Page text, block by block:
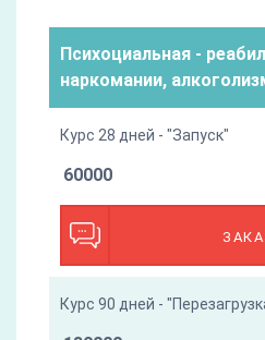
Психоциальная -
наркомании,
Курс 28 дней - "Запуск"
60000
Курс 90 дней -